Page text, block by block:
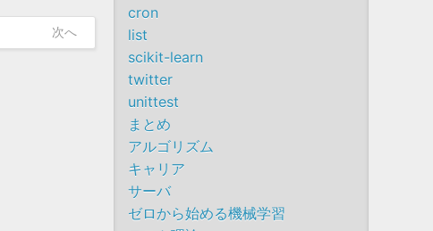
次へ
cron
list
scikit-learn
twitter
unittest
まとめ
アルゴリズム
キャリア
サーバ
ゼロから始める機械学習